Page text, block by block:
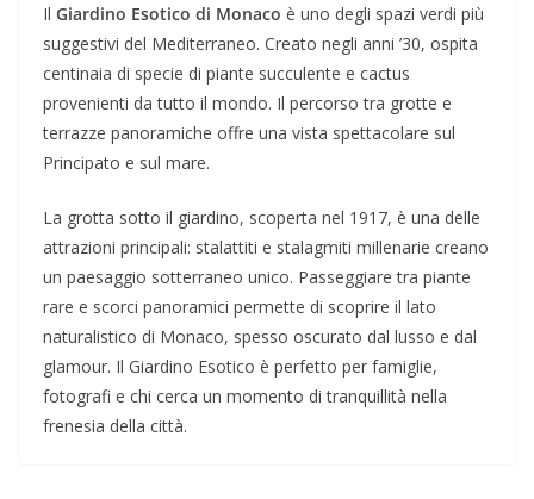
Il Giardino Esotico di Monaco è uno degli spazi verdi più
suggestivi del Mediterraneo. Creato negli anni ’30, ospita
centinaia di specie di piante succulente e cactus
provenienti da tutto il mondo. Il percorso tra grotte e
terrazze panoramiche offre una vista spettacolare sul
Principato e sul mare.
La grotta sotto il giardino, scoperta nel 1917, è una delle
attrazioni principali: stalattiti e stalagmiti millenarie creano
un paesaggio sotterraneo unico. Passeggiare tra piante
rare e scorci panoramici permette di scoprire il lato
naturalistico di Monaco, spesso oscurato dal lusso e dal
glamour. Il Giardino Esotico è perfetto per famiglie,
fotografi e chi cerca un momento di tranquillità nella
frenesia della città.